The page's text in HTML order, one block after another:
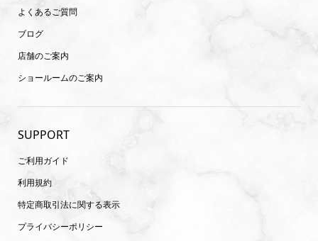
よくあるご質問
ブログ
店舗のご案内
ショールームのご案内
SUPPORT
ご利用ガイド
利用規約
特定商取引法に関する表示
プライバシーポリシー